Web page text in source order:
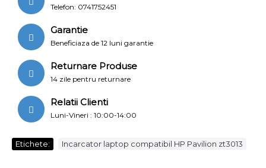
Telefon: 0741752451
Garantie
Beneficiaza de 12 luni garantie
Returnare Produse
14 zile pentru returnare
Relatii Clienti
Luni-Vineri : 10:00-14:00
Etichete: Incarcator laptop compatibil HP Pavilion zt3013